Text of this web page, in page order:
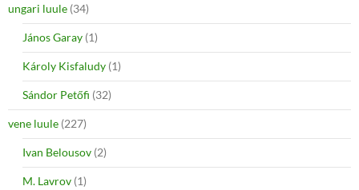
ungari luule (34)
János Garay (1)
Károly Kisfaludy (1)
Sándor Petőfi (32)
vene luule (227)
Ivan Belousov (2)
M. Lavrov (1)